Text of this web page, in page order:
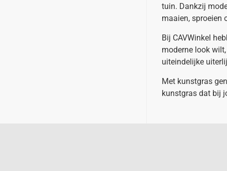
tuin. Dankzij
maaien, sproeien
Bij CAVWinkel
moderne look
uiteindelijke
Met kunstgras
kunstgras dat bij